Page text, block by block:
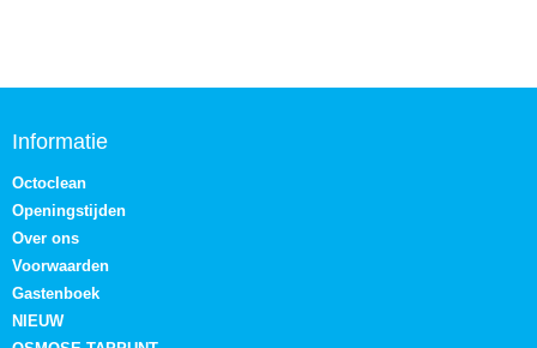
Informatie
Octoclean
Openingstijden
Over ons
Voorwaarden
Gastenboek
NIEUW